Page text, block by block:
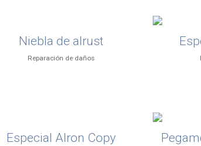
Niebla de alrust
Reparación de daños
Especial Alron Copy